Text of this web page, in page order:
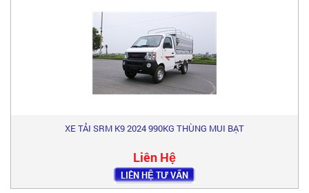
XE TẢI SRM K9 2024 990KG THÙNG MUI BẠT
Liên Hệ
LIÊN HỆ TƯ VẤN